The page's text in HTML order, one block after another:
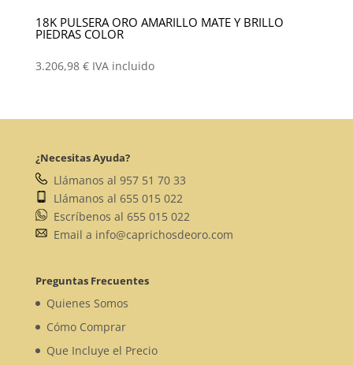
18K PULSERA ORO AMARILLO MATE Y BRILLO
PIEDRAS COLOR
3.206,98 € IVA incluido
¿Necesitas Ayuda?
Llámanos al 957 51 70 33
Llámanos al 655 015 022
Escríbenos al 655 015 022
Email a info@caprichosdeoro.com
Preguntas Frecuentes
Quienes Somos
Cómo Comprar
Que Incluye el Precio